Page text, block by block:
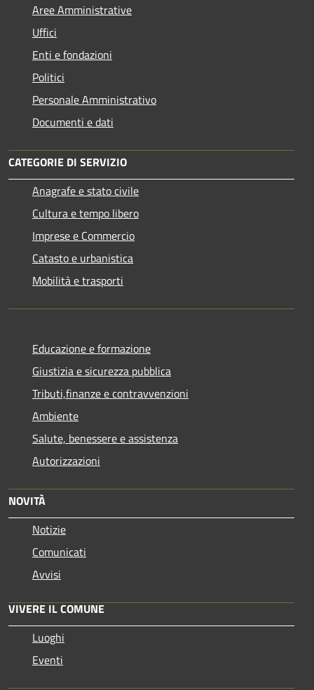
Aree Amministrative
Uffici
Enti e fondazioni
Politici
Personale Amministrativo
Documenti e dati
CATEGORIE DI SERVIZIO
Anagrafe e stato civile
Cultura e tempo libero
Imprese e Commercio
Catasto e urbanistica
Mobilità e trasporti
Educazione e formazione
Giustizia e sicurezza pubblica
Tributi,finanze e contravvenzioni
Ambiente
Salute, benessere e assistenza
Autorizzazioni
NOVITÀ
Notizie
Comunicati
Avvisi
VIVERE IL COMUNE
Luoghi
Eventi